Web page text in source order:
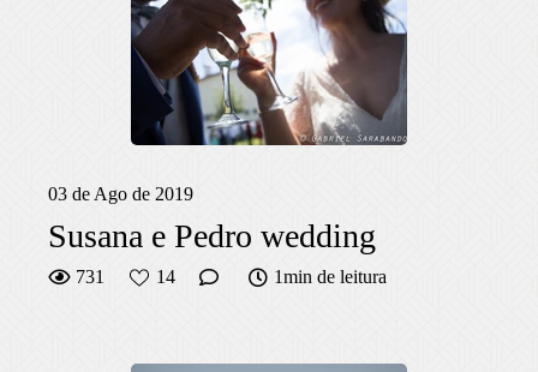
03 de Ago de 2019
Susana e Pedro wedding
731 14 1min de leitura